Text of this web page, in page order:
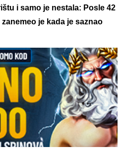
i samo je nestala: Posle 42
je kada je saznao